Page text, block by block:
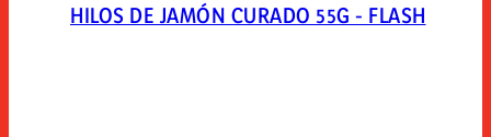
HILOS DE JAMÓN CURADO 55G - FLASH